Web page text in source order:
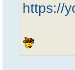
https://